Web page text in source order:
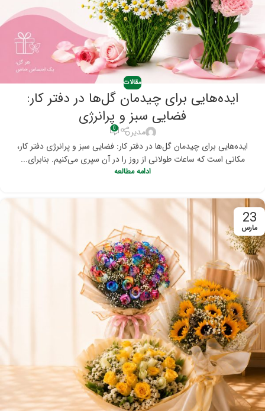
مقالات
ایده‌هایی برای چیدمان گل‌ها در دفتر کار:
فضایی سبز و پرانرژی
مدیر 0
ایده‌هایی برای چیدمان گل‌ها در دفتر کار: فضایی سبز و پرانرژی دفتر کار،
مکانی است که ساعات طولانی از روز را در آن سپری می‌کنیم. بنابرای...
ادامه مطالعه
23
مارس